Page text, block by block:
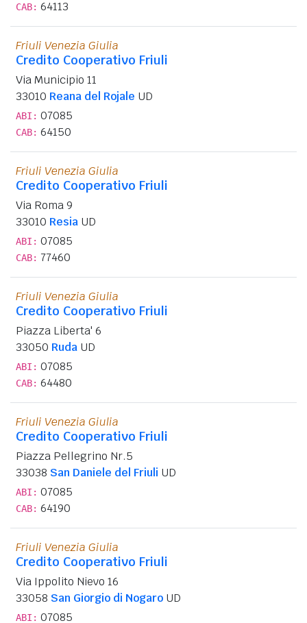
CAB: 64113
Friuli Venezia Giulia
Credito Cooperativo Friuli
Via Municipio 11
33010 Reana del Rojale UD
ABI: 07085
CAB: 64150
Friuli Venezia Giulia
Credito Cooperativo Friuli
Via Roma 9
33010 Resia UD
ABI: 07085
CAB: 77460
Friuli Venezia Giulia
Credito Cooperativo Friuli
Piazza Liberta' 6
33050 Ruda UD
ABI: 07085
CAB: 64480
Friuli Venezia Giulia
Credito Cooperativo Friuli
Piazza Pellegrino Nr.5
33038 San Daniele del Friuli UD
ABI: 07085
CAB: 64190
Friuli Venezia Giulia
Credito Cooperativo Friuli
Via Ippolito Nievo 16
33058 San Giorgio di Nogaro UD
ABI: 07085